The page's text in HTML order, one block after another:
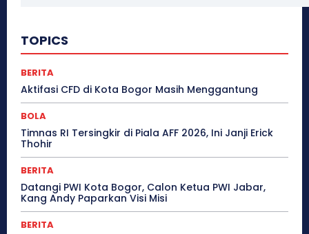
TOPICS
BERITA
Aktifasi CFD di Kota Bogor Masih Menggantung
BOLA
Timnas RI Tersingkir di Piala AFF 2026, Ini Janji Erick
Thohir
BERITA
Datangi PWI Kota Bogor, Calon Ketua PWI Jabar,
Kang Andy Paparkan Visi Misi
BERITA